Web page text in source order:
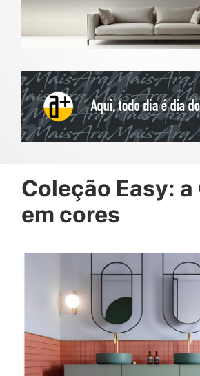
Coleção Easy: a
em cores